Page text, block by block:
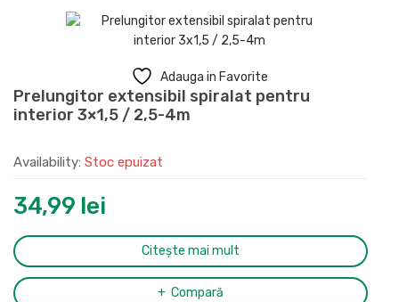
Adauga in Favorite
Prelungitor extensibil spiralat pentru
interior 3×1,5 / 2,5-4m
Availability: Stoc epuizat
34,99 lei
Citește mai mult
Compară